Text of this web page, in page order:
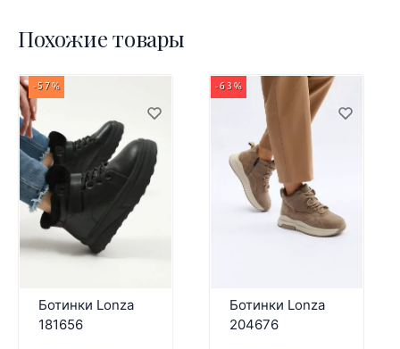
Похожие товары
-57%
Ботинки Lonza
181656
-63%
Ботинки Lonza
204676